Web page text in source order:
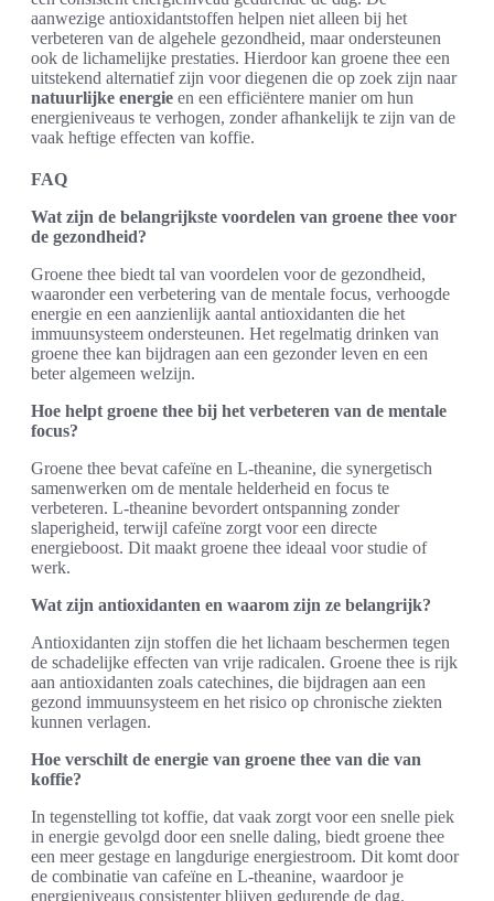
aanwezige antioxidantstoffen helpen niet alleen bij het
verbeteren van de algehele gezondheid, maar ondersteunen
ook de lichamelijke prestaties. Hierdoor kan groene thee een
uitstekend alternatief zijn voor diegenen die op zoek zijn naar
natuurlijke energie en een efficiëntere manier om hun
energieniveaus te verhogen, zonder afhankelijk te zijn van de
vaak heftige effecten van koffie.
FAQ
Wat zijn de belangrijkste voordelen van groene thee voor
de gezondheid?
Groene thee biedt tal van voordelen voor de gezondheid,
waaronder een verbetering van de mentale focus, verhoogde
energie en een aanzienlijk aantal antioxidanten die het
immuunsysteem ondersteunen. Het regelmatig drinken van
groene thee kan bijdragen aan een gezonder leven en een
beter algemeen welzijn.
Hoe helpt groene thee bij het verbeteren van de mentale
focus?
Groene thee bevat cafeïne en L-theanine, die synergetisch
samenwerken om de mentale helderheid en focus te
verbeteren. L-theanine bevordert ontspanning zonder
slaperigheid, terwijl cafeïne zorgt voor een directe
energieboost. Dit maakt groene thee ideaal voor studie of
werk.
Wat zijn antioxidanten en waarom zijn ze belangrijk?
Antioxidanten zijn stoffen die het lichaam beschermen tegen
de schadelijke effecten van vrije radicalen. Groene thee is rijk
aan antioxidanten zoals catechines, die bijdragen aan een
gezond immuunsysteem en het risico op chronische ziekten
kunnen verlagen.
Hoe verschilt de energie van groene thee van die van
koffie?
In tegenstelling tot koffie, dat vaak zorgt voor een snelle piek
in energie gevolgd door een snelle daling, biedt groene thee
een meer gestage en langdurige energiestroom. Dit komt door
de combinatie van cafeïne en L-theanine, waardoor je
energieniveaus consistenter blijven gedurende de dag.